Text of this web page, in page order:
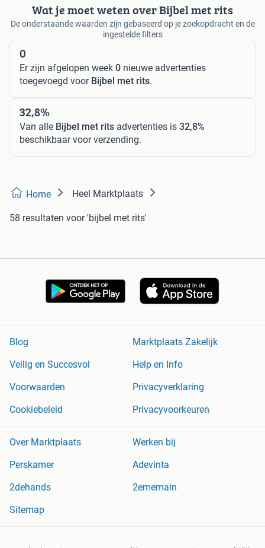
Wat je moet weten over Bijbel met rits
De onderstaande waarden zijn gebaseerd op je zoekopdracht en de
ingestelde filters
0
Er zijn afgelopen week 0 nieuwe advertenties
toegevoegd voor Bijbel met rits.
32,8%
Van alle Bijbel met rits advertenties is 32,8%
beschikbaar voor verzending.
Home Heel Marktplaats
58 resultaten voor 'bijbel met rits'
Blog
Marktplaats Zakelijk
Veilig en Succesvol
Help en Info
Voorwaarden
Privacyverklaring
Cookiebeleid
Privacyvoorkeuren
Over Marktplaats
Werken bij
Perskamer
Adevinta
2dehands
2ememain
Sitemap